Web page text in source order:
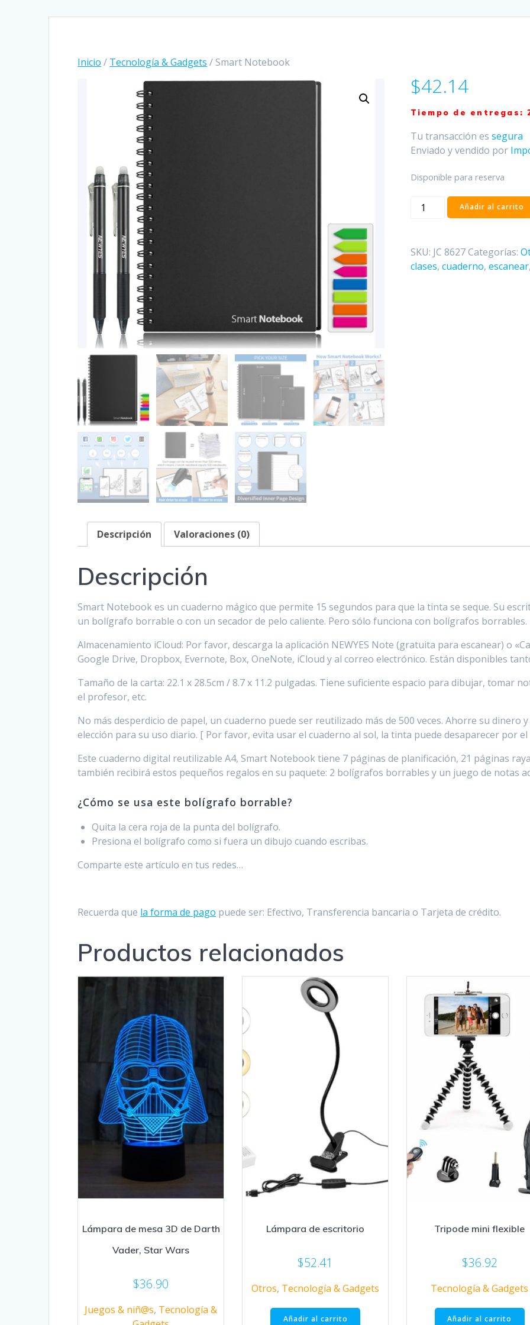
Inicio / Tecnología & Gadgets / Smart Notebook
$42.14
Tiempo de entregas:
Tu transacción es segura
Enviado y vendido por
Disponible para reserva
Smart
Notebook
Añadir al carrito
SKU: JC 8627Categorías:
clases, cuaderno, escanear,
Descripción Valoraciones (0)
Descripción
Smart Notebook es un cuaderno mágico que permite 15 segundos para que la tinta se seque. Su
un bolígrafo borrable o con un secador de pelo caliente. Pero sólo funciona con bolígrafos borrables.
Almacenamiento iCloud: Por favor, descarga la aplicación NEWYES Note (gratuita para escanear) o
Google Drive, Dropbox, Evernote, Box, OneNote, iCloud y al correo electrónico. Están disponibles
Tamaño de la carta: 22.1 x 28.5cm / 8.7 x 11.2 pulgadas. Tiene suficiente espacio para dibujar, tomar
el profesor, etc.
No más desperdicio de papel, un cuaderno puede ser reutilizado más de 500 veces. Ahorre su dinero
elección para su uso diario. [ Por favor, evita usar el cuaderno al sol, la tinta puede desaparecer por el
Este cuaderno digital reutilizable A4, Smart Notebook tiene 7 páginas de planificación, 21 páginas
también recibirá estos pequeños regalos en su paquete: 2 bolígrafos borrables y un juego de notas
¿Cómo se usa este bolígrafo borrable?
Quita la cera roja de la punta del bolígrafo.
Presiona el bolígrafo como si fuera un dibujo cuando escribas.
Comparte este artículo en tus redes…
Recuerda que la forma de pago puede ser: Efectivo, Transferencia bancaria o Tarjeta de crédito.
Productos relacionados
Lámpara de mesa 3D de Darth
Vader, Star Wars
$36.90
Juegos & niñ@s, Tecnología &
Lámpara de escritorio
$52.41
Otros, Tecnología & Gadgets
Añadir al carrito
Tripode mini flexible
$36.92
Tecnología & Gadgets
Añadir al carrito